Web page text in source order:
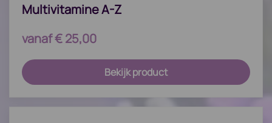
Multivitamine A-Z
vanaf€25,00
Bekijk product